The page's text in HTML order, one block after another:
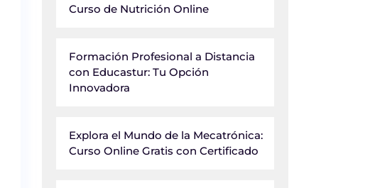
Curso de Nutrición Online
Formación Profesional a Distancia
con Educastur: Tu Opción
Innovadora
Explora el Mundo de la Mecatrónica:
Curso Online Gratis con Certificado